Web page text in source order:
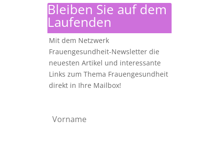
Bleiben Sie auf dem
Laufenden
Mit dem Netzwerk
Frauengesundheit-Newsletter die
neuesten Artikel und interessante
Links zum Thema Frauengesundheit
direkt in Ihre Mailbox!